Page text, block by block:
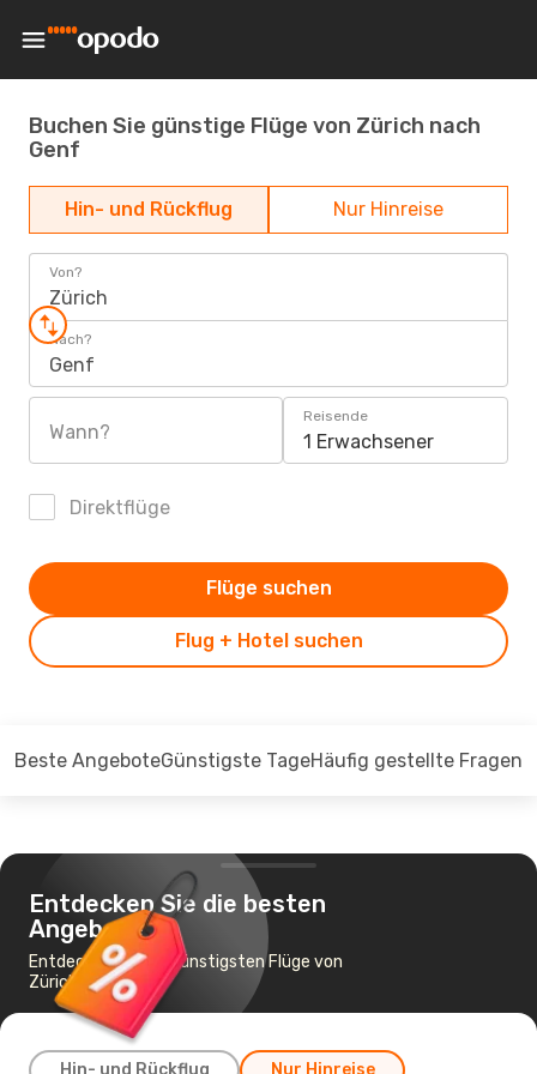
Buchen Sie günstige Flüge von Zürich nach
Genf
Hin- und Rückflug Nur Hinreise
Von?
Zürich
Nach?
Genf
Wann?
Reisende
1 Erwachsener
Direktflüge
Flug + Hotel suchen
Flüge suchen
Beste AngeboteGünstigste TageHäufig gestellte Fragen
Entdecken Sie die besten
Angebote
Entdecken Sie die günstigsten Flüge von
Zürich nach Genf
Hin- und Rückflug Nur Hinreise